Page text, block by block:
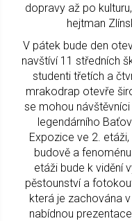
dopravy až po
hejtman
V pátek bude den
navštíví 11 středních
studenti třetích a
mrakodrap otevře
se mohou
legendárního
Expozice ve 2.
budově a
etáži bude k vidění
pěstounství a
která je zachována
nabídnou